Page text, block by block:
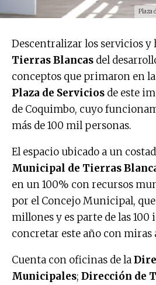
Plaza
Descentralizar los servicios y
Tierras Blancas del
conceptos que primaron en
Plaza de Servicios de este
de Coquimbo, cuyo
más de 100 mil personas.
El espacio ubicado a un
Municipal de Tierras
en un 100% con recursos
por el Concejo Municipal,
millones y es parte de las
concretar este año con miras
Cuenta con oficinas de la
Municipales; Dirección de